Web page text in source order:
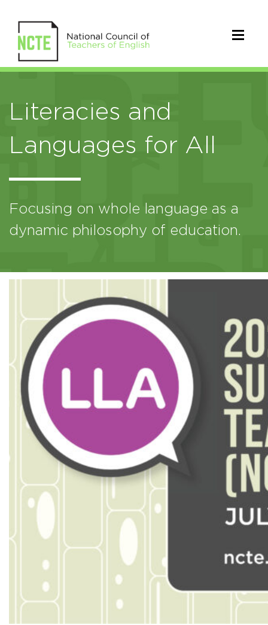
Literacies and
Languages for All
Focusing on whole language as a
dynamic philosophy of education.